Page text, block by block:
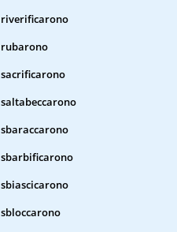
riverificarono
rubarono
sacrificarono
saltabeccarono
sbaraccarono
sbarbificarono
sbiascicarono
sbloccarono